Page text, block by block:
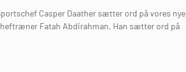
Casper Daather sætter ord på vores nye
Fatah Abdirahman. Han sætter ord på